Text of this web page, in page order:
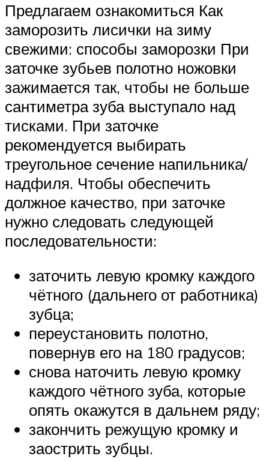
Предлагаем ознакомиться Как
заморозить лисички на зиму
свежими: способы заморозки При
заточке зубьев полотно ножовки
зажимается так, чтобы не больше
сантиметра зуба выступало над
тисками. При заточке
рекомендуется выбирать
треугольное сечение напильника/
надфиля. Чтобы обеспечить
должное качество, при заточке
нужно следовать следующей
последовательности:
заточить левую кромку каждого
чётного (дальнего от работника)
зубца;
переустановить полотно,
повернув его на 180 градусов;
снова наточить левую кромку
каждого чётного зуба, которые
опять окажутся в дальнем ряду;
закончить режущую кромку и
заострить зубцы.